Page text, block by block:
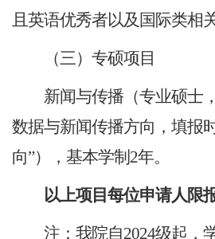
且英语优秀者以及国际类相
（三）专硕项目
新闻与传播（专业硕士
数据与新闻传播方向，填报
向”），基本学制2年。
以上项目每位申请人限
注：我院自2024级起，